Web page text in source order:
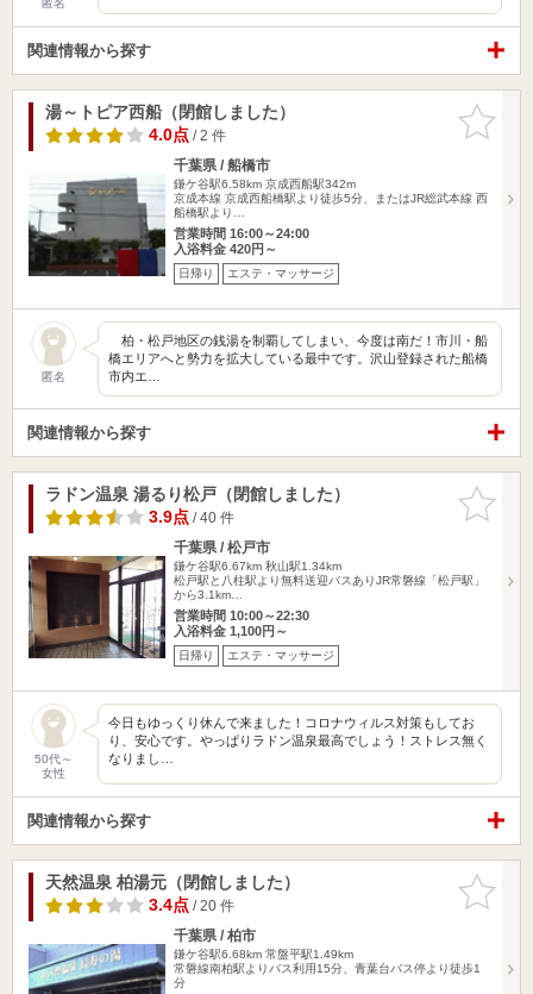
匿名
関連情報から探す
お気に入
りに追加
湯～トピア西船（閉館しました）
4.0点/ 2 件
千葉県 / 船橋市
鎌ケ谷駅6.58km 京成西船駅342m
京成本線 京成西船橋駅より徒歩5分、またはJR総武本線 西
船橋駅より…
営業時間 16:00～24:00
入浴料金 420円～
日帰り エステ・マッサージ
匿名
柏・松戸地区の銭湯を制覇してしまい、今度は南だ！市川・船
橋エリアへと勢力を拡大している最中です。沢山登録された船橋
市内エ…
関連情報から探す
お気に入
りに追加
ラドン温泉 湯るり松戸（閉館しました）
3.9点/ 40 件
千葉県 / 松戸市
鎌ケ谷駅6.67km 秋山駅1.34km
松戸駅と八柱駅より無料送迎バスありJR常磐線「松戸駅」
から3.1km…
営業時間 10:00～22:30
入浴料金 1,100円～
日帰り エステ・マッサージ
50代～
女性
今日もゆっくり休んで来ました！コロナウィルス対策もしてお
り、安心です。やっぱりラドン温泉最高でしょう！ストレス無く
なりまし…
関連情報から探す
お気に入
りに追加
天然温泉 柏湯元（閉館しました）
3.4点/ 20 件
千葉県 / 柏市
鎌ケ谷駅6.68km 常盤平駅1.49km
常磐線南柏駅よりバス利用15分、青葉台バス停より徒歩1
分